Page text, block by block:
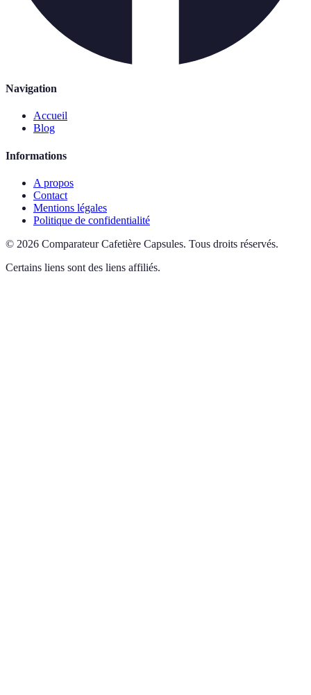
Navigation
Accueil
Blog
Informations
A propos
Contact
Mentions légales
Politique de confidentialité
© 2026 Comparateur Cafetière Capsules. Tous droits réservés.
Certains liens sont des liens affiliés.